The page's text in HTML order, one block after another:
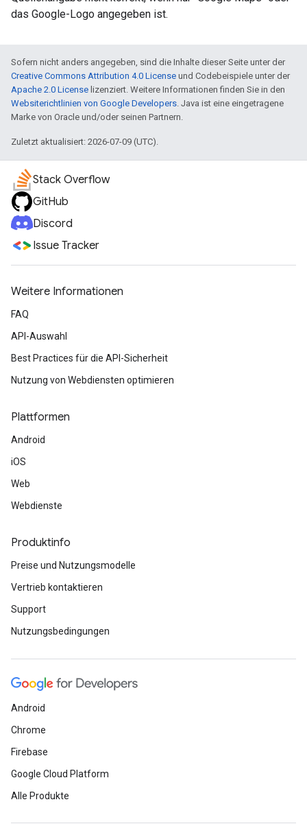
das Google-Logo angegeben ist.
Sofern nicht anders angegeben, sind die Inhalte dieser Seite unter der
Creative Commons Attribution 4.0 License und Codebeispiele unter der
Apache 2.0 License lizenziert. Weitere Informationen finden Sie in den
Websiterichtlinien von Google Developers . Java ist eine eingetragene
Marke von Oracle und/oder seinen Partnern.
Zuletzt aktualisiert: 2026-07-09 (UTC).
Stack Overflow
GitHub
Discord
Issue Tracker
Weitere Informationen
FAQ
API-Auswahl
Best Practices für die API-Sicherheit
Nutzung von Webdiensten optimieren
Plattformen
Android
iOS
Web
Webdienste
Produktinfo
Preise und Nutzungsmodelle
Vertrieb kontaktieren
Support
Nutzungsbedingungen
Android
Chrome
Firebase
Google Cloud Platform
Alle Produkte